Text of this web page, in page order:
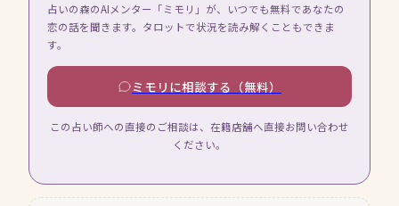
占いの森のAIメンター「ミモリ」が、いつでも無料であなたの
恋の話を聞きます。タロットで状況を読み解くこともできま
す。
ミモリに相談する（無料）
この占い師への直接のご相談は、在籍店舗へ直接お問い合わせ
ください。